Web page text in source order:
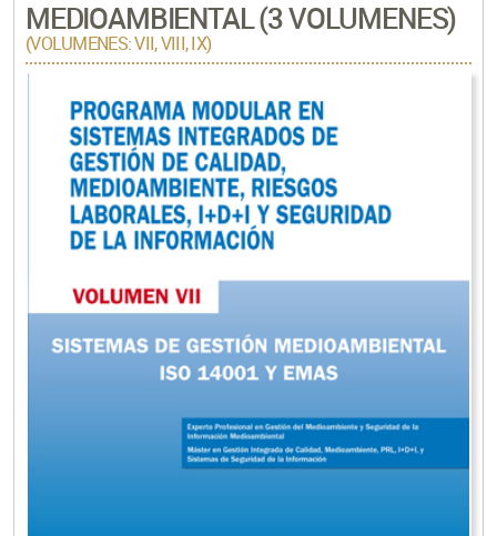
MEDIOAMBIENTAL (3 VOLUMENES)
(VOLUMENES: VII, VIII, IX)